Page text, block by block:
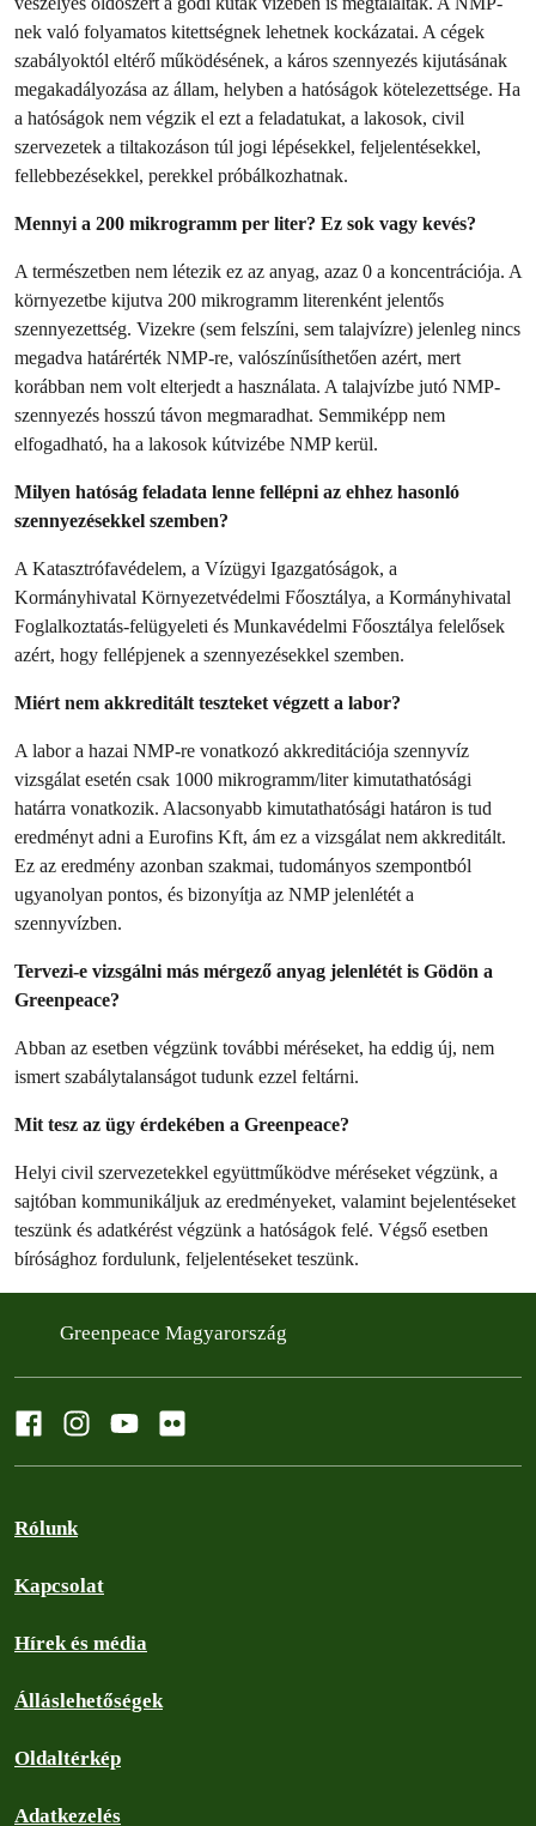
nek való folyamatos kitettségnek lehetnek kockázatai. A cégek
szabályoktól eltérő működésének, a káros szennyezés kijutásának
megakadályozása az állam, helyben a hatóságok kötelezettsége. Ha
a hatóságok nem végzik el ezt a feladatukat, a lakosok, civil
szervezetek a tiltakozáson túl jogi lépésekkel, feljelentésekkel,
fellebbezésekkel, perekkel próbálkozhatnak.
Mennyi a 200 mikrogramm per liter? Ez sok vagy kevés?
A természetben nem létezik ez az anyag, azaz 0 a koncentrációja. A
környezetbe kijutva 200 mikrogramm literenként jelentős
szennyezettség. Vizekre (sem felszíni, sem talajvízre) jelenleg nincs
megadva határérték NMP-re, valószínűsíthetően azért, mert
korábban nem volt elterjedt a használata. A talajvízbe jutó NMP-
szennyezés hosszú távon megmaradhat. Semmiképp nem
elfogadható, ha a lakosok kútvizébe NMP kerül.
Milyen hatóság feladata lenne fellépni az ehhez hasonló
szennyezésekkel szemben?
A Katasztrófavédelem, a Vízügyi Igazgatóságok, a
Kormányhivatal Környezetvédelmi Főosztálya, a Kormányhivatal
Foglalkoztatás-felügyeleti és Munkavédelmi Főosztálya felelősek
azért, hogy fellépjenek a szennyezésekkel szemben.
Miért nem akkreditált teszteket végzett a labor?
A labor a hazai NMP-re vonatkozó akkreditációja szennyvíz
vizsgálat esetén csak 1000 mikrogramm/liter kimutathatósági
határra vonatkozik. Alacsonyabb kimutathatósági határon is tud
eredményt adni a Eurofins Kft, ám ez a vizsgálat nem akkreditált.
Ez az eredmény azonban szakmai, tudományos szempontból
ugyanolyan pontos, és bizonyítja az NMP jelenlétét a
szennyvízben.
Tervezi-e vizsgálni más mérgező anyag jelenlétét is Gödön a
Greenpeace?
Abban az esetben végzünk további méréseket, ha eddig új, nem
ismert szabálytalanságot tudunk ezzel feltárni.
Mit tesz az ügy érdekében a Greenpeace?
Helyi civil szervezetekkel együttműködve méréseket végzünk, a
sajtóban kommunikáljuk az eredményeket, valamint bejelentéseket
teszünk és adatkérést végzünk a hatóságok felé. Végső esetben
bírósághoz fordulunk, feljelentéseket teszünk.
Greenpeace Magyarország
Rólunk
Kapcsolat
Hírek és média
Álláslehetőségek
Oldaltérkép
Adatkezelés